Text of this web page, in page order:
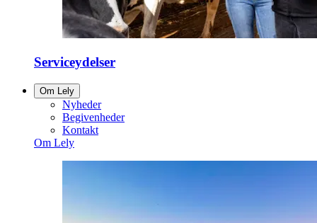
Serviceydelser
Om Lely
Nyheder
Begivenheder
Kontakt
Om Lely